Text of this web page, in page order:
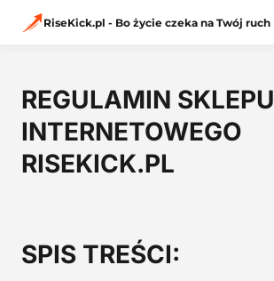
RiseKick.pl - Bo życie czeka na Twój ruch
REGULAMIN SKLEPU
INTERNETOWEGO
RISEKICK.PL
SPIS TREŚCI: